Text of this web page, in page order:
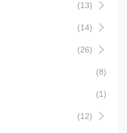
(13)
(14)
(26)
(8)
(1)
(12)